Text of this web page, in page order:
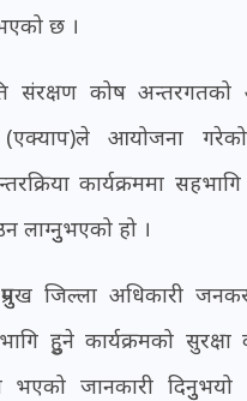
छ ।
संरक्षण कोष अन्तरगतको
आयोजना
कार्यक्रममा सहभागि
लाग्नुुभएको हो ।
जिल्ला अधिकारी
हुुने कार्यक्रमको
भएको जानकारी